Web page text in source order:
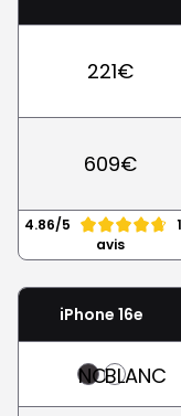
221€
609€
4.86/5
avis
iPhone 16e
NOIRBLANC